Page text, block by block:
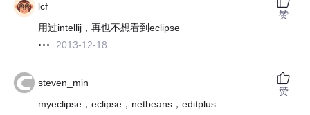
lcf
用过intellij，再也不想看到eclipse
2013-12-18
赞
steven_min
myeclipse，eclipse，netbeans，editplus
赞